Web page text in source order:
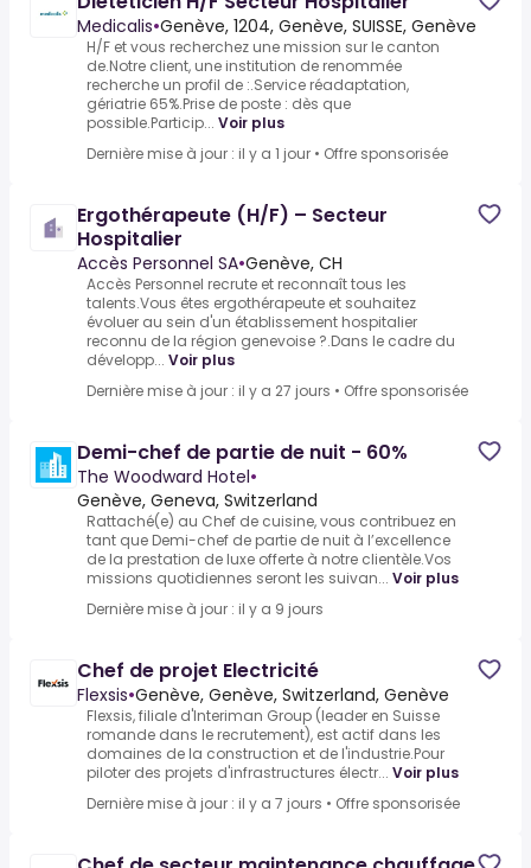
Medicalis•Genève, 1204, Genève, SUISSE, Genève
H/F et vous recherchez une mission sur le canton
de.Notre client, une institution de renommée
recherche un profil de :.Service réadaptation,
gériatrie 65%.Prise de poste : dès que
possible.Particip... Voir plus
Dernière mise à jour : il y a 1 jour • Offre sponsorisée
Ergothérapeute (H/F) – Secteur
Hospitalier
Accès Personnel SA•Genève, CH
Accès Personnel recrute et reconnaît tous les
talents.Vous êtes ergothérapeute et souhaitez
évoluer au sein d'un établissement hospitalier
reconnu de la région genevoise ?.Dans le cadre du
développ... Voir plus
Dernière mise à jour : il y a 27 jours • Offre sponsorisée
Demi-chef de partie de nuit - 60%
The Woodward Hotel•
Genève, Geneva, Switzerland
Rattaché(e) au Chef de cuisine, vous contribuez en
tant que Demi-chef de partie de nuit à l’excellence
de la prestation de luxe offerte à notre clientèle.Vos
missions quotidiennes seront les suivan... Voir plus
Dernière mise à jour : il y a 9 jours
Chef de projet Electricité
Flexsis•Genève, Genève, Switzerland, Genève
Flexsis, filiale d'Interiman Group (leader en Suisse
romande dans le recrutement), est actif dans les
domaines de la construction et de l'industrie.Pour
piloter des projets d'infrastructures électr... Voir plus
Dernière mise à jour : il y a 7 jours • Offre sponsorisée